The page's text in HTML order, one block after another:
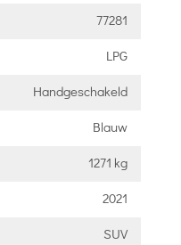
77281
LPG
Handgeschakeld
Blauw
1271 kg
2021
SUV